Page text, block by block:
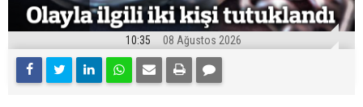
10:35 08 Ağustos 2026